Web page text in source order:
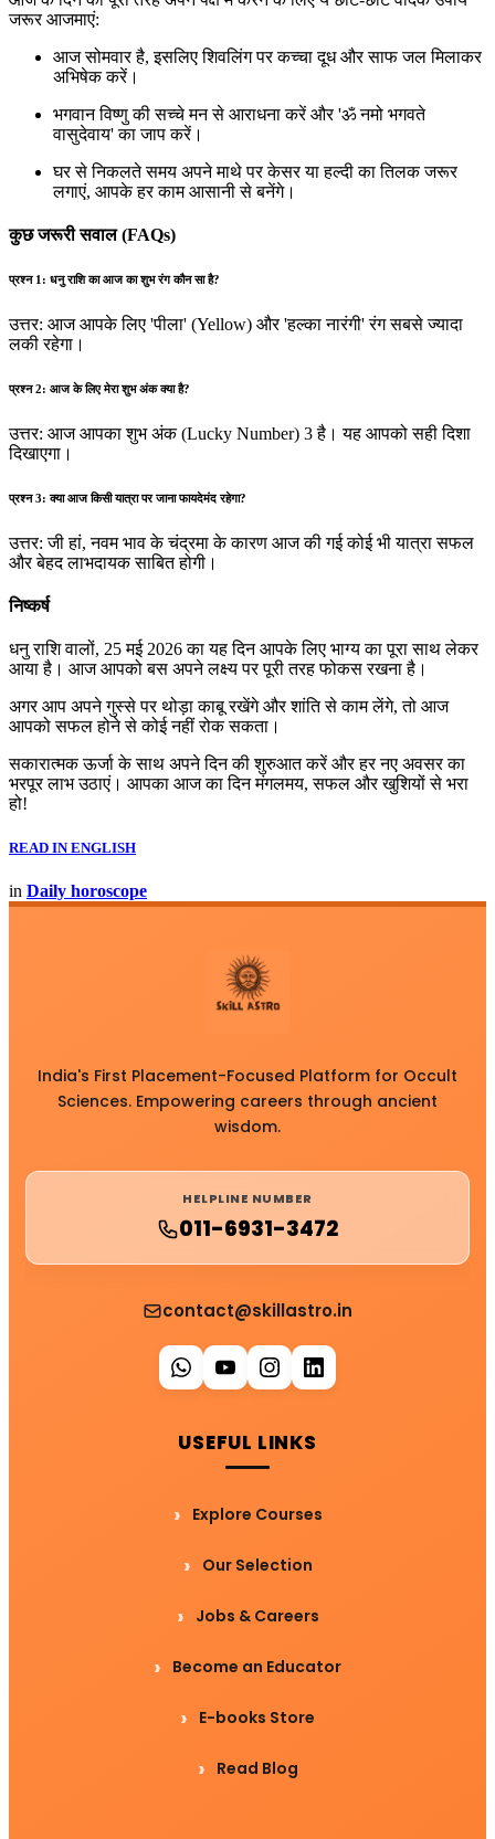
जरूर आजमाएं:
आज सोमवार है, इसलिए शिवलिंग पर कच्चा दूध और साफ जल मिलाकर
अभिषेक करें।
भगवान विष्णु की सच्चे मन से आराधना करें और 'ॐ नमो भगवते
वासुदेवाय' का जाप करें।
घर से निकलते समय अपने माथे पर केसर या हल्दी का तिलक जरूर
लगाएं, आपके हर काम आसानी से बनेंगे।
कुछ जरूरी सवाल (FAQs)
प्रश्न 1: धनु राशि का आज का शुभ रंग कौन सा है?
उत्तर: आज आपके लिए 'पीला' (Yellow) और 'हल्का नारंगी' रंग सबसे ज्यादा
लकी रहेगा।
प्रश्न 2: आज के लिए मेरा शुभ अंक क्या है?
उत्तर: आज आपका शुभ अंक (Lucky Number) 3 है। यह आपको सही दिशा
दिखाएगा।
प्रश्न 3: क्या आज किसी यात्रा पर जाना फायदेमंद रहेगा?
उत्तर: जी हां, नवम भाव के चंद्रमा के कारण आज की गई कोई भी यात्रा सफल
और बेहद लाभदायक साबित होगी।
निष्कर्ष
धनु राशि वालों, 25 मई 2026 का यह दिन आपके लिए भाग्य का पूरा साथ लेकर
आया है। आज आपको बस अपने लक्ष्य पर पूरी तरह फोकस रखना है।
अगर आप अपने गुस्से पर थोड़ा काबू रखेंगे और शांति से काम लेंगे, तो आज
आपको सफल होने से कोई नहीं रोक सकता।
सकारात्मक ऊर्जा के साथ अपने दिन की शुरुआत करें और हर नए अवसर का
भरपूर लाभ उठाएं। आपका आज का दिन मंगलमय, सफल और खुशियों से भरा
हो!
READ IN ENGLISH
in Daily horoscope
India's First Placement-Focused Platform for Occult
Sciences. Empowering careers through ancient
wisdom.
HELPLINE NUMBER
011-6931-3472
contact@skillastro.in
USEFUL LINKS
Explore Courses
Our Selection
Jobs & Careers
Become an Educator
E-books Store
Read Blog